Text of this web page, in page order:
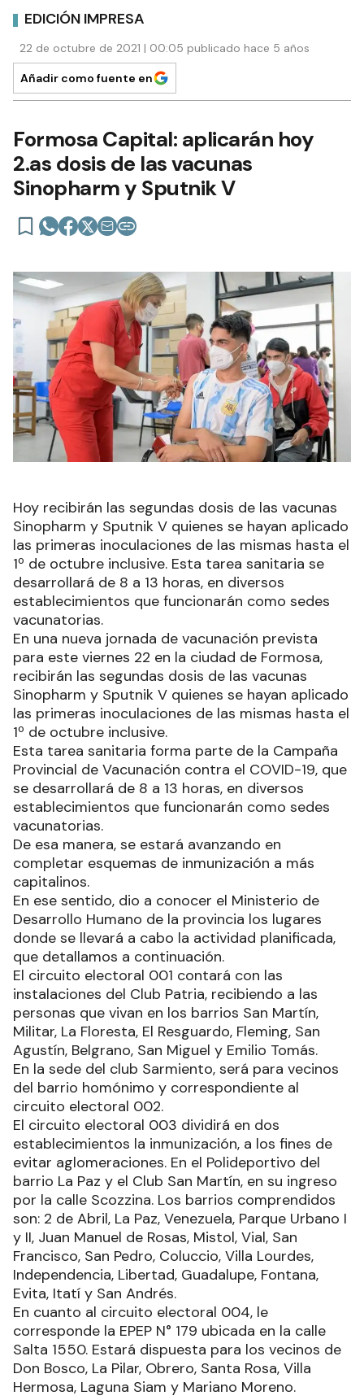
EDICIÓN IMPRESA
22 de octubre de 2021 | 00:05 publicado hace 5 años
Añadir como fuente en
Formosa Capital: aplicarán hoy
2.as dosis de las vacunas
Sinopharm y Sputnik V
Hoy recibirán las segundas dosis de las vacunas
Sinopharm y Sputnik V quienes se hayan aplicado
las primeras inoculaciones de las mismas hasta el
1º de octubre inclusive. Esta tarea sanitaria se
desarrollará de 8 a 13 horas, en diversos
establecimientos que funcionarán como sedes
vacunatorias.
En una nueva jornada de vacunación prevista
para este viernes 22 en la ciudad de Formosa,
recibirán las segundas dosis de las vacunas
Sinopharm y Sputnik V quienes se hayan aplicado
las primeras inoculaciones de las mismas hasta el
1º de octubre inclusive.
Esta tarea sanitaria forma parte de la Campaña
Provincial de Vacunación contra el COVID-19, que
se desarrollará de 8 a 13 horas, en diversos
establecimientos que funcionarán como sedes
vacunatorias.
De esa manera, se estará avanzando en
completar esquemas de inmunización a más
capitalinos.
En ese sentido, dio a conocer el Ministerio de
Desarrollo Humano de la provincia los lugares
donde se llevará a cabo la actividad planificada,
que detallamos a continuación.
El circuito electoral 001 contará con las
instalaciones del Club Patria, recibiendo a las
personas que vivan en los barrios San Martín,
Militar, La Floresta, El Resguardo, Fleming, San
Agustín, Belgrano, San Miguel y Emilio Tomás.
En la sede del club Sarmiento, será para vecinos
del barrio homónimo y correspondiente al
circuito electoral 002.
El circuito electoral 003 dividirá en dos
establecimientos la inmunización, a los fines de
evitar aglomeraciones. En el Polideportivo del
barrio La Paz y el Club San Martín, en su ingreso
por la calle Scozzina. Los barrios comprendidos
son: 2 de Abril, La Paz, Venezuela, Parque Urbano I
y II, Juan Manuel de Rosas, Mistol, Vial, San
Francisco, San Pedro, Coluccio, Villa Lourdes,
Independencia, Libertad, Guadalupe, Fontana,
Evita, Itatí y San Andrés.
En cuanto al circuito electoral 004, le
corresponde la EPEP N° 179 ubicada en la calle
Salta 1550. Estará dispuesta para los vecinos de
Don Bosco, La Pilar, Obrero, Santa Rosa, Villa
Hermosa, Laguna Siam y Mariano Moreno.